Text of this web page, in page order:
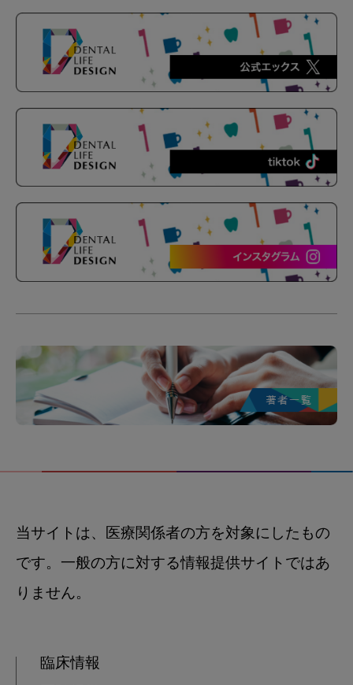
当サイトは、医療関係者の方を対象にしたもの
です。一般の方に対する情報提供サイトではあ
りません。
臨床情報